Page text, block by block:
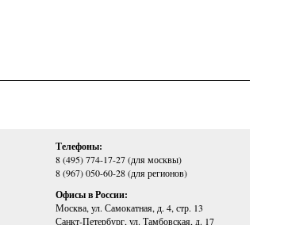
Телефоны:
8 (495) 774-17-27 (для москвы)
8 (967) 050-60-28 (для регионов)
Офисы в России:
Москва, ул. Самокатная, д. 4, стр. 13
Санкт-Петербург, ул. Тамбовская, д. 17